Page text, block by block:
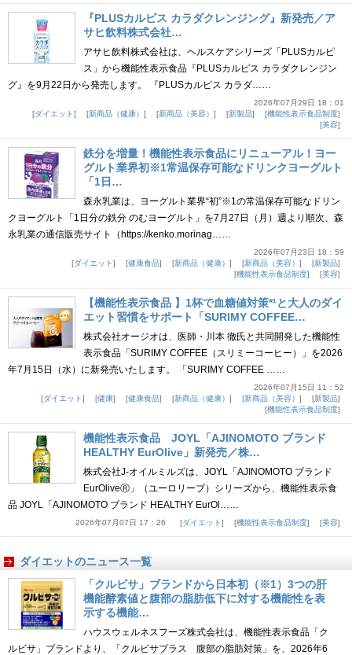
『PLUSカルピス カラダクレンジング』新発売／ア
サヒ飲料株式会社…
アサヒ飲料株式会社は、ヘルスケアシリーズ「PLUSカルピ
ス」から機能性表示食品『PLUSカルピス カラダクレンジン
グ』を9月22日から発売します。 『PLUSカルピス カラダ……
2026年07月29日 18：01
ダイエット
新商品（健康） 新商品（美容） 新製品
機能性表示食品制度
美容
鉄分を増量！機能性表示食品にリニューアル！ヨー
グルト業界初※1常温保存可能なドリンクヨーグルト
「1日…
森永乳業は、ヨーグルト業界“初”※1の常温保存可能なドリン
クヨーグルト「1日分の鉄分 のむヨーグルト」を7月27日（月）週より順次、森
永乳業の通信販売サイト（https://kenko.morinag……
2026年07月23日 18：59
ダイエット
健康食品 新商品（健康） 新商品（美容）
新製品
機能性表示食品制度
美容
【機能性表示食品 】1杯で血糖値対策*¹と大人のダイ
エット習慣をサポート「SURIMY COFFEE…
株式会社オージオは、医師・川本 徹氏と共同開発した機能性
表示食品「SURIMY COFFEE（スリミーコーヒー）」を2026
年7月15日（水）に新発売いたします。 「SURIMY COFFEE ……
2026年07月15日 11：52
ダイエット
健康 健康食品 新商品（健康） 新商品（美容）
新製品
機能性表示食品制度
機能性表示食品 JOYL「AJINOMOTO ブランド
HEALTHY EurOlive」新発売／株…
株式会社J-オイルミルズは、JOYL「AJINOMOTO ブランド
EurOliveⓇ」（ユーロリーブ）シリーズから、機能性表示食
品 JOYL「AJINOMOTO ブランド HEALTHY EurOl……
2026年07月07日 17：26 ダイエット 機能性表示食品制度 美容
ダイエットのニュース一覧
「クルビサ」ブランドから日本初（※1）3つの肝
機能酵素値と腹部の脂肪低下に対する機能性を表
示する機能…
ハウスウェルネスフーズ株式会社は、機能性表示食品「ク
ルビサ」ブランドより、「クルビサプラス 腹部の脂肪対策」を、2026年6